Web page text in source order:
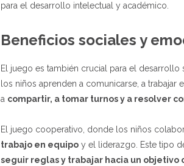
para el desarrollo intelectual y académico.
Beneficios sociales y
El juego es también crucial para el
los niños aprenden a comunicarse, a trabajar
a compartir, a tomar turnos y a resolver
El juego cooperativo, donde los niños
trabajo en equipo y el liderazgo. Este tipo
seguir reglas y trabajar hacia un objetivo